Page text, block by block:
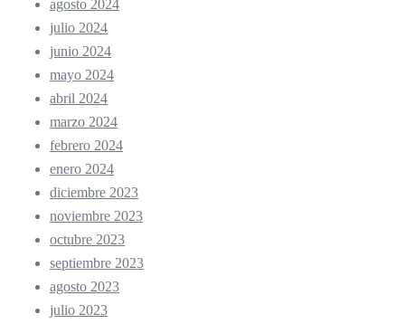
agosto 2024
julio 2024
junio 2024
mayo 2024
abril 2024
marzo 2024
febrero 2024
enero 2024
diciembre 2023
noviembre 2023
octubre 2023
septiembre 2023
agosto 2023
julio 2023